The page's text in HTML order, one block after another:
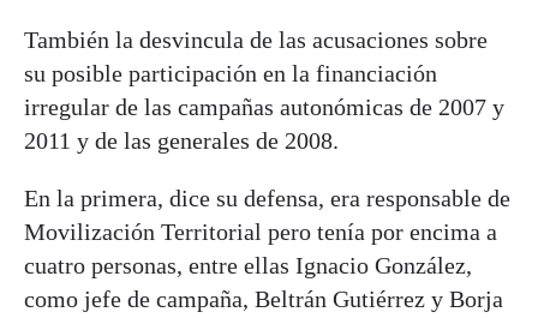
También la desvincula de las acusaciones sobre
su posible participación en la financiación
irregular de las campañas autonómicas de 2007 y
2011 y de las generales de 2008.
En la primera, dice su defensa, era responsable de
Movilización Territorial pero tenía por encima a
cuatro personas, entre ellas Ignacio González,
como jefe de campaña, Beltrán Gutiérrez y Borja